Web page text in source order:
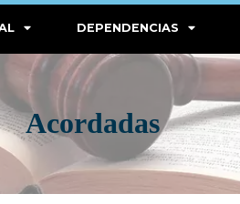
DEPENDENCIAS
Acordadas